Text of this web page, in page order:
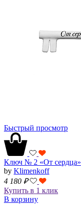
Быстрый просмотр
Ключ № 2 «От сердца»
by Klimenkoff
4 180 ₽
Купить в 1 клик
В корзину